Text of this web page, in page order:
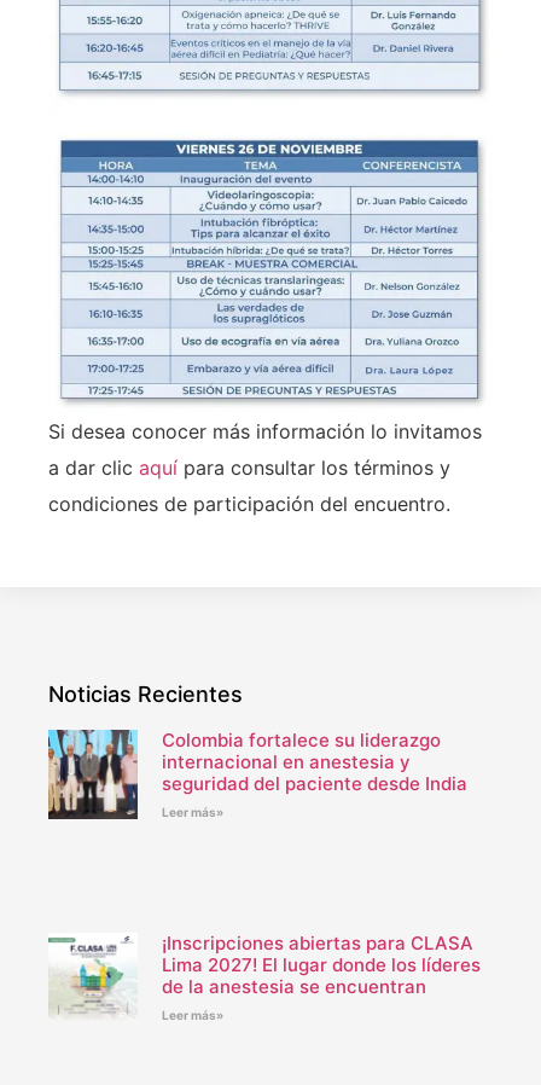
Si desea conocer más información lo invitamos
a dar clic aquí para consultar los términos y
condiciones de participación del encuentro.
Noticias Recientes
Colombia fortalece su liderazgo
internacional en anestesia y
seguridad del paciente desde India
Leer más»
¡Inscripciones abiertas para CLASA
Lima 2027! El lugar donde los líderes
de la anestesia se encuentran
Leer más»